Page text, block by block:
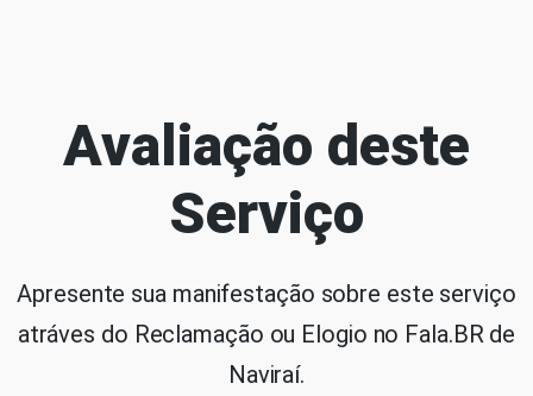
Avaliação deste
Serviço
Apresente sua manifestação sobre este serviço
atráves do Reclamação ou Elogio no Fala.BR de
Naviraí.